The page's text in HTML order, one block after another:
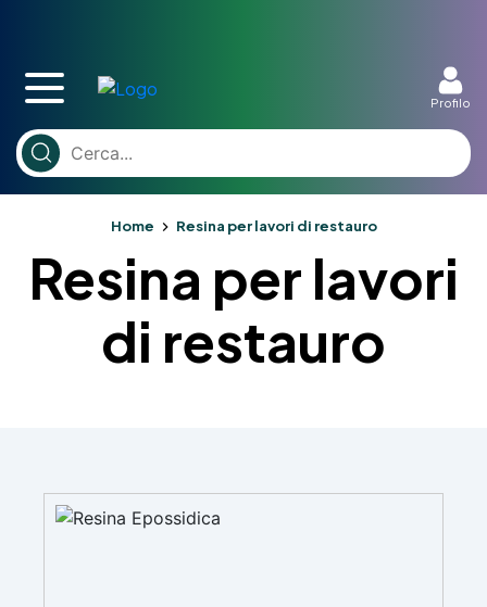
Profilo
Home Resina per lavori di restauro
Resina per lavori
di restauro